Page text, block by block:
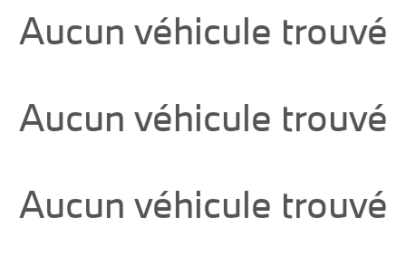
Aucun véhicule trouvé
Aucun véhicule trouvé
Aucun véhicule trouvé